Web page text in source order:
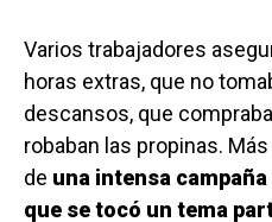
Varios trabajadores
horas extras, que no
descansos, que
robaban las propinas.
de una intensa
que se tocó un tema